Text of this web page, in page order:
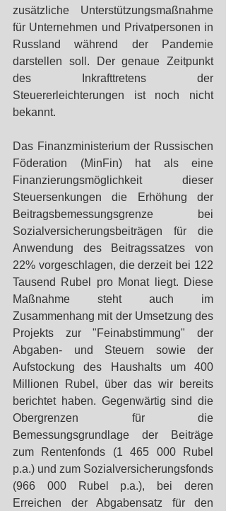
zusätzliche Unterstützungsmaßnahme
für Unternehmen und Privatpersonen in
Russland während der Pandemie
darstellen soll. Der genaue Zeitpunkt
des Inkrafttretens der
Steuererleichterungen ist noch nicht
bekannt.
Das Finanzministerium der Russischen
Föderation (MinFin) hat als eine
Finanzierungsmöglichkeit dieser
Steuersenkungen die Erhöhung der
Beitragsbemessungsgrenze bei
Sozialversicherungsbeiträgen für die
Anwendung des Beitragssatzes von
22% vorgeschlagen, die derzeit bei 122
Tausend Rubel pro Monat liegt. Diese
Maßnahme steht auch im
Zusammenhang mit der Umsetzung des
Projekts zur "Feinabstimmung" der
Abgaben- und Steuern sowie der
Aufstockung des Haushalts um 400
Millionen Rubel, über das wir bereits
berichtet haben. Gegenwärtig sind die
Obergrenzen für die
Bemessungsgrundlage der Beiträge
zum Rentenfonds (1 465 000 Rubel
p.a.) und zum Sozialversicherungsfonds
(966 000 Rubel p.a.), bei deren
Erreichen der Abgabensatz für den